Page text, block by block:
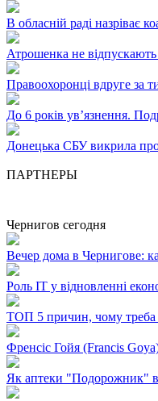
В обласній раді назріває
Атрошенка не відпускають
Правоохоронці вдруге за
До 6 років ув’язнення.
Донецька СБУ викрила
ПАРТНЕРЫ
Чернигов сегодня
Вечер дома в Чернигове:
Роль ІТ у відновленні
ТОП 5 причин, чому треба
Френсіс Гойя (Francis
Як аптеки "Подорожник"